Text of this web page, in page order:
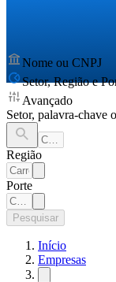
Nome ou CNPJ
Setor, Região e
Avançado
Setor, palavra-chave
Região
Porte
Pesquisar
Início
Empresas